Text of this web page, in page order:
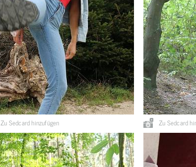
Zu Sedcard hinzufügen Zu Sedcard